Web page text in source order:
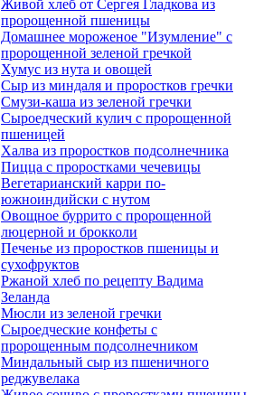
Живой хлеб от Сергея Гладкова из
пророщенной пшеницы
Домашнее мороженое "Изумление" с
пророщенной зеленой гречкой
Хумус из нута и овощей
Сыр из миндаля и проростков гречки
Смузи-каша из зеленой гречки
Сыроедческий кулич с пророщенной
пшеницей
Халва из проростков подсолнечника
Пицца с проростками чечевицы
Вегетарианский карри по-
южноиндийски с нутом
Овощное буррито с пророщенной
люцерной и брокколи
Печенье из проростков пшеницы и
сухофруктов
Ржаной хлеб по рецепту Вадима
Зеланда
Мюсли из зеленой гречки
Сыроедческие конфеты с
пророщенным подсолнечником
Миндальный сыр из пшеничного
реджувелака